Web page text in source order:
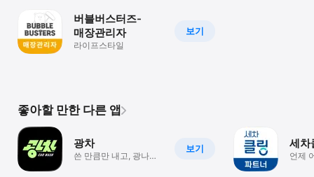
보기
버블버스터즈-
매장관리자
라이프스타일
좋아할 만한 다른 앱
보기
광차
쓴 만큼만 내고, 광나게
세차
언제